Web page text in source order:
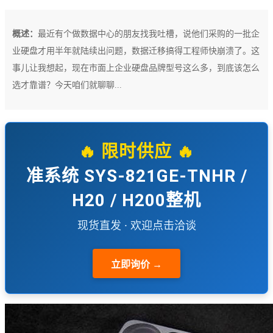
概述： 最近有个做数据中心的朋友找我吐槽，说他们采购的一批企
业硬盘才用半年就陆续出问题，数据迁移搞得工程师快崩溃了。这
事儿让我想起，现在市面上企业硬盘品牌型号这么多，到底该怎么
选才靠谱？今天咱们就聊聊...
🔥 限时供应 🔥
准系统 SYS-821GE-TNHR /
H20 / H200整机
现货直发 · 欢迎点击洽谈
立即询价 →